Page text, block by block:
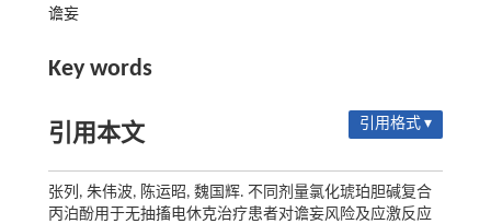
谵妄
Key words
引用本文 引用格式 ▾
张列, 朱伟波, 陈运昭, 魏国辉. 不同剂量氯化琥珀胆碱复合
丙泊酚用于无抽搐电休克治疗患者对谵妄风险及应激反应